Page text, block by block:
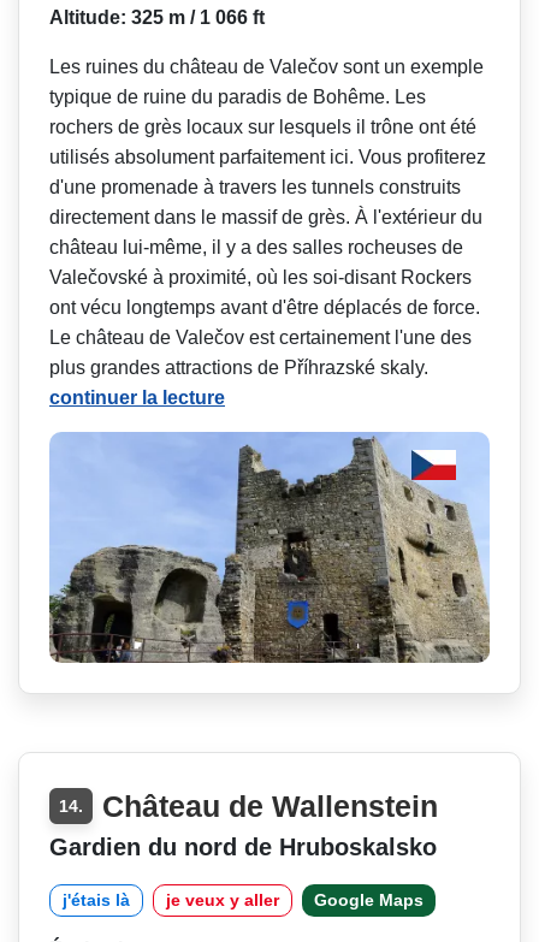
Altitude: 325 m / 1 066 ft
Les ruines du château de Valečov sont un exemple
typique de ruine du paradis de Bohême. Les
rochers de grès locaux sur lesquels il trône ont été
utilisés absolument parfaitement ici. Vous profiterez
d'une promenade à travers les tunnels construits
directement dans le massif de grès. À l'extérieur du
château lui-même, il y a des salles rocheuses de
Valečovské à proximité, où les soi-disant Rockers
ont vécu longtemps avant d'être déplacés de force.
Le château de Valečov est certainement l'une des
plus grandes attractions de Příhrazské skaly.
continuer la lecture
14. Château de Wallenstein
Gardien du nord de Hruboskalsko
j'étais là je veux y aller Google Maps